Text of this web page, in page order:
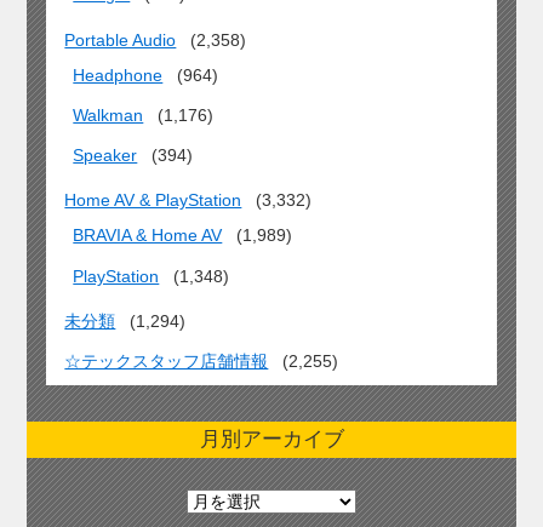
Portable Audio
(2,358)
Headphone
(964)
Walkman (1,176)
Speaker (394)
Home AV & PlayStation
(3,332)
BRAVIA & Home AV
(1,989)
PlayStation (1,348)
未分類 (1,294)
☆テックスタッフ店舗情報 (2,255)
月別アーカイブ
月
別